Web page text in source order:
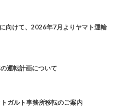
向けて、2026年7月よりヤマト運輸
運転計画について
ガルト事務所移転のご案内